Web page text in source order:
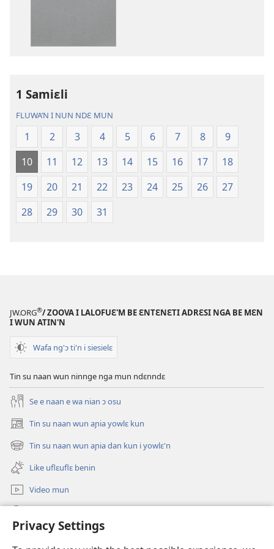
Privacy Settings
Ɲanmiɛn
Ndɛ’n
—
Mɛn
Uflɛ
Biblu’n
1 Samiɛli
FLUWA’N I NUN NDƐ MUN
1 2 3 4 5 6 7 8
9
10
11 12 13 14 15 16 17
18
19
20 21 22 23 24 25 26
27
28
29 30 31
JW.ORG®/ ZOOVA I LALOFUƐ'M BE ƐNTƐNƐTI ADRƐSI NGA BE MƐN
I WUN ATIN'N
Wafa ng'ɔ ti'n i siesielɛ
Tin su naan wun ninnge nga mun ndɛnndɛ
Se e naan e wa nian ɔ osu
Tin su naan wun aɲia yowlɛ kun
(opens
new
window)
Tin su naan wun aɲia dan kun i yowlɛ'n
(opens
new
window)
Like uflɛuflɛ benin
Video mun